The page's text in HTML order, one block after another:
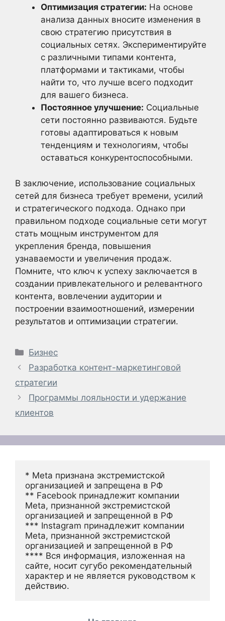
Оптимизация стратегии: На основе
анализа данных вносите изменения в
свою стратегию присутствия в
социальных сетях. Экспериментируйте
с различными типами контента,
платформами и тактиками, чтобы
найти то, что лучше всего подходит
для вашего бизнеса.
Постоянное улучшение: Социальные
сети постоянно развиваются. Будьте
готовы адаптироваться к новым
тенденциям и технологиям, чтобы
оставаться конкурентоспособными.
В заключение, использование социальных
сетей для бизнеса требует времени, усилий
и стратегического подхода. Однако при
правильном подходе социальные сети могут
стать мощным инструментом для
укрепления бренда, повышения
узнаваемости и увеличения продаж.
Помните, что ключ к успеху заключается в
создании привлекательного и релевантного
контента, вовлечении аудитории и
построении взаимоотношений, измерении
результатов и оптимизации стратегии.
Рубрики
Бизнес
Разработка контент-маркетинговой
стратегии
Программы лояльности и удержание
клиентов
* Meta признана экстремистской
организацией и запрещена в РФ
** Facebook принадлежит компании
Meta, признанной экстремистской
организацией и запрещенной в РФ
*** Instagram принадлежит компании
Meta, признанной экстремистской
организацией и запрещенной в РФ
**** Вся информация, изложенная на
сайте, носит сугубо рекомендательный
характер и не является руководством к
действию.